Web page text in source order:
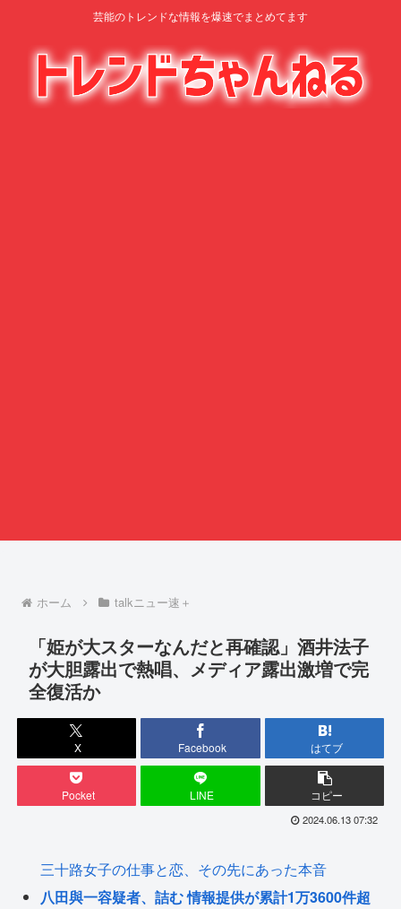
芸能のトレンドな情報を爆速でまとめてます
ホーム talkニュー速＋
「姫が大スターなんだと再確認」酒井法子
が大胆露出で熱唱、メディア露出激増で完
全復活か
X Facebook はてブ
Pocket LINE コピー
2024.06.13 07:32
三十路女子の仕事と恋、その先にあった本音
八田與一容疑者、詰む 情報提供が累計1万3600件超